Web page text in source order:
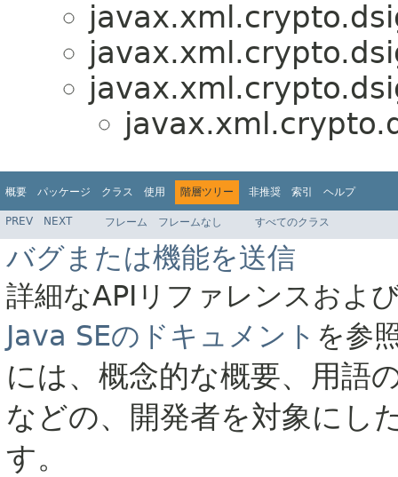
概要 パッケージ クラス 使用 階層ツリー 非推奨 索引 ヘルプ
PREV NEXT フレーム フレームなし すべてのクラス
バグまたは機能を送信
詳細なAPIリファレンスおよ
Java SEのドキュメント を参
には、概念的な概要、用語
などの、開発者を対象にし
す。